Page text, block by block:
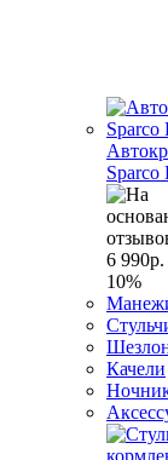
Sparco
6 990р.
10%
Качели